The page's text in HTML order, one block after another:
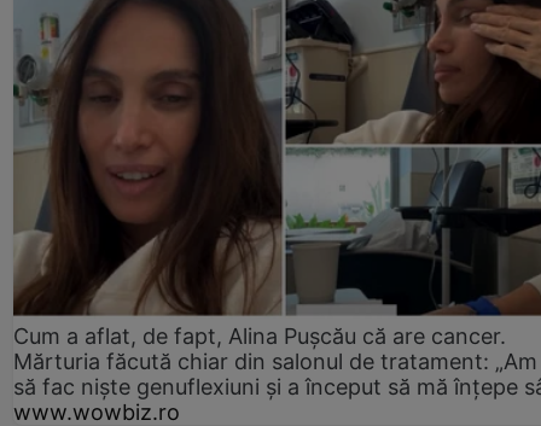
Cum a aflat, de fapt, Alina Pușcău că are cancer.
Mărturia făcută chiar din salonul de tratament:
să fac niște genuflexiuni și a început să mă înțepe
www.wowbiz.ro